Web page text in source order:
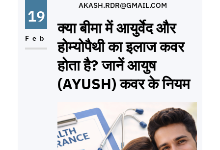
19
Feb
AKASH.RDR@GMAIL.COM
क्या बीमा में आयुर्वेद और
होम्योपैथी का इलाज कवर
होता है? जानें आयुष
(AYUSH) कवर के नियम